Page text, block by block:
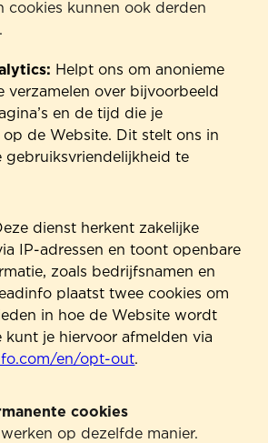
cookies kunnen ook derden
Helpt ons om anonieme
verzamelen over bijvoorbeeld
en de tijd die je
de Website. Dit stelt ons in
gebruiksvriendelijkheid te
dienst herkent zakelijke
IP-adressen en toont openbare
zoals bedrijfsnamen en
plaatst twee cookies om
in hoe de Website wordt
kunt je hiervoor afmelden via
en/opt-out.
cookies
op dezelfde manier.